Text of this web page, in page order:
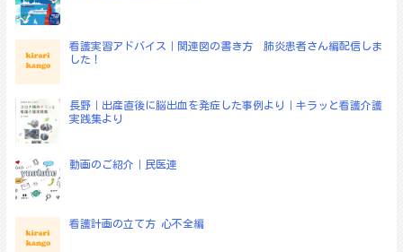
看護実習アドバイス｜関連図の書き方 肺炎患者さん編配信しま
した！
長野｜出産直後に脳出血を発症した事例より｜キラッと看護介護
実践集より
動画のご紹介｜民医連
看護計画の立て方 心不全編